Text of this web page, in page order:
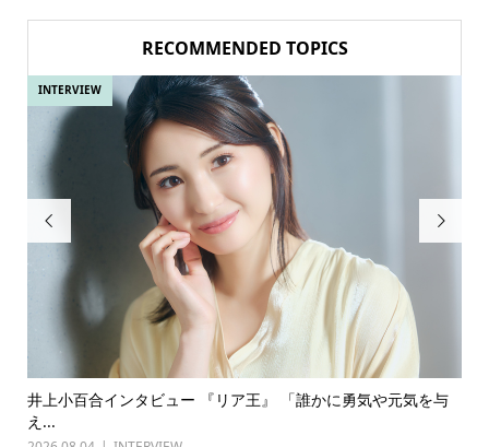
RECOMMENDED TOPICS

元気を与
古川雄輝×長野凌大（原因は自分にある。）インタビュー
INTERVIEW
